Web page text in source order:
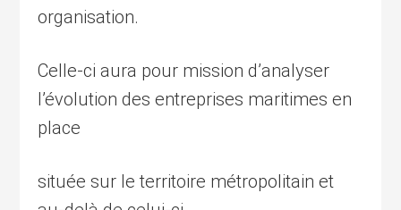
organisation.
Celle-ci aura pour mission d’analyser
l’évolution des entreprises maritimes en
place
située sur le territoire métropolitain et